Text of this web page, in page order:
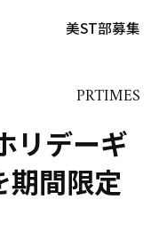
美ST部募集
PRTIMES
リデーギ
期間限定